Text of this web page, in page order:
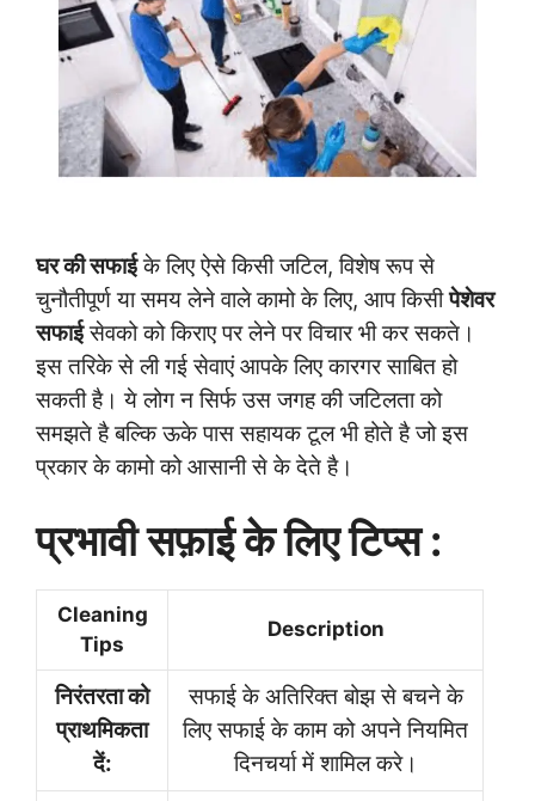
घर की सफाईके लिए ऐसे किसी जटिल, विशेष रूप से
चुनौतीपूर्ण या समय लेने वाले कामो के लिए, आप किसीपेशेवर
सफाईसेवको को किराए पर लेने पर विचार भी कर सकते।
इस तरिके से ली गई सेवाएं आपके लिए कारगर साबित हो
सकती है। ये लोग न सिर्फ उस जगह की जटिलता को
समझते है बल्कि ऊके पास सहायक टूल भी होते है जो इस
प्रकार के कामो को आसानी से के देते है।
प्रभावी सफ़ाई के लिए टिप्स :
Cleaning
Tips
Description
निरंतरता को
प्राथमिकता
दें:
सफाई के अतिरिक्त बोझ से बचने के
लिए सफाई के काम को अपने नियमित
दिनचर्या में शामिल करे।